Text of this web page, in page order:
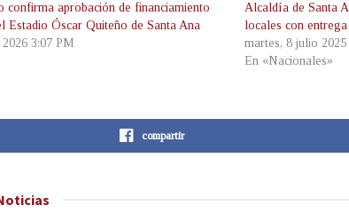
confirma aprobación de financiamiento
Estadio Óscar Quiteño de Santa Ana
3:07 PM
Alcaldía de Santa
locales con
martes, 8 julio 2025
En «Nacionales»
compartir